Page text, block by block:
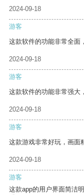
2024-09-18
游客
这款软件的功能非常全面
2024-09-18
游客
这款软件的功能非常强大
2024-09-18
游客
这款游戏非常好玩，画面
2024-09-18
游客
这款app的用户界面简洁